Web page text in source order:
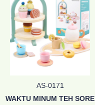
AS-0171
WAKTU MINUM TEH SORE